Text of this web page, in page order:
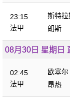
23:15
法甲
斯特拉
朗斯
08月30日 星期日
02:45
法甲
欧塞尔
昂热